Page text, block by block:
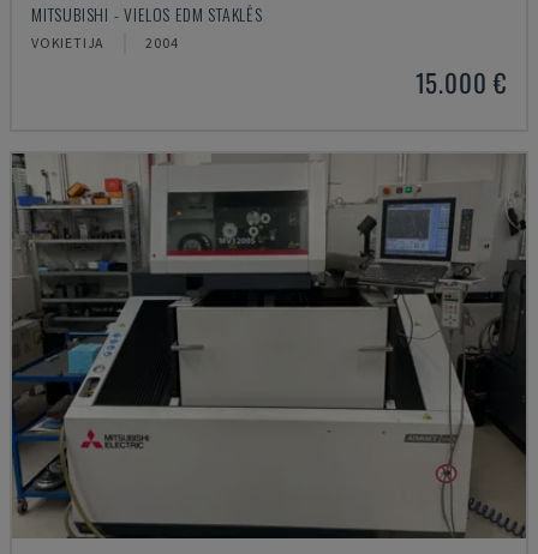
MITSUBISHI - VIELOS EDM STAKLĖS
VOKIETIJA 2004
15.000 €